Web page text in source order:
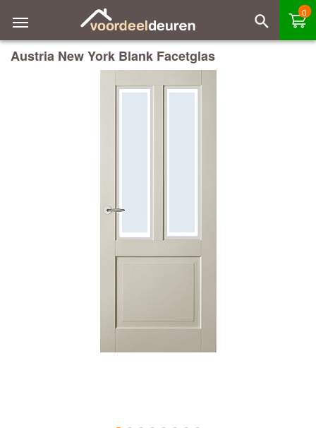
0
Austria New York Blank Facetglas